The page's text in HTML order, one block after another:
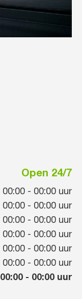
Open 24/7
00:00 - 00:00 uur
00:00 - 00:00 uur
00:00 - 00:00 uur
00:00 - 00:00 uur
00:00 - 00:00 uur
00:00 - 00:00 uur
00:00 - 00:00 uur